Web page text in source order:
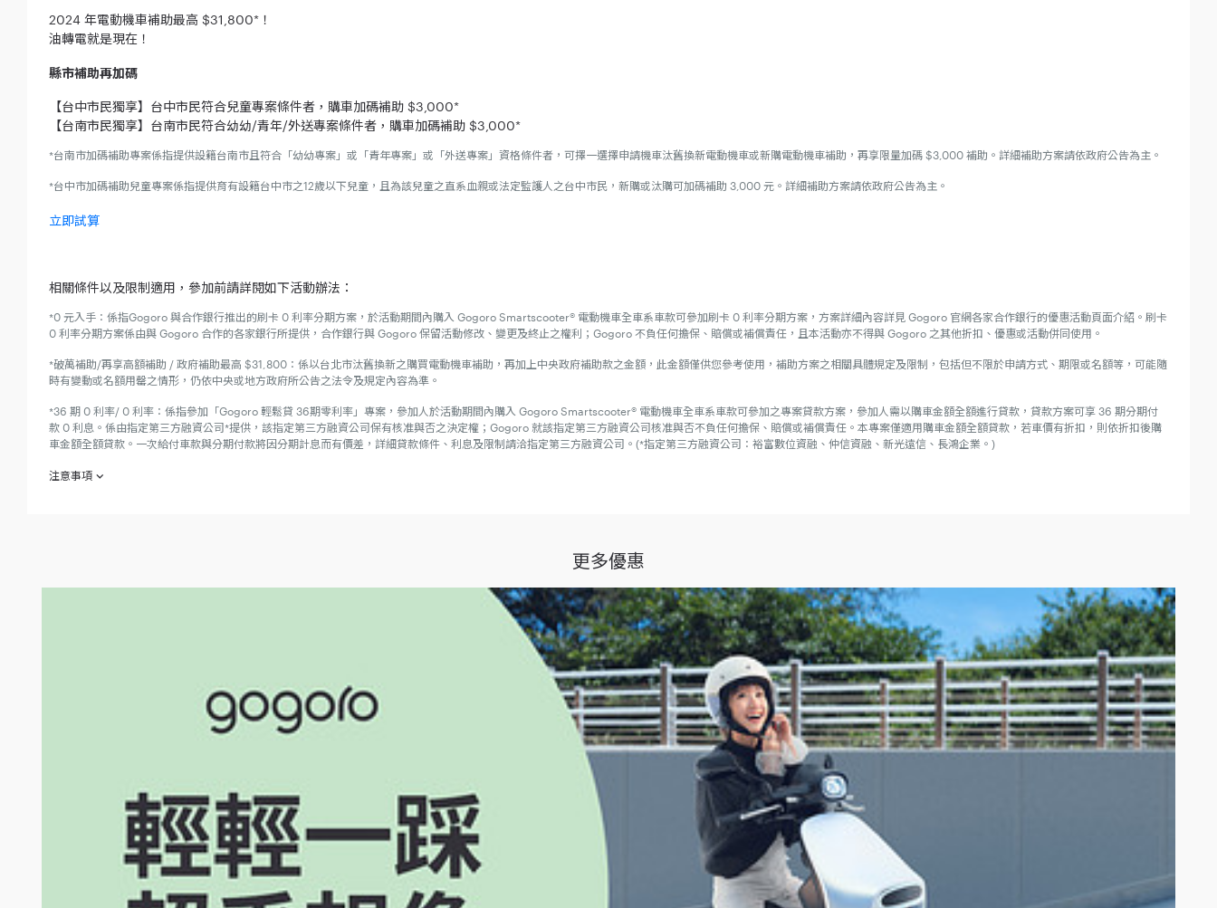
2024 年電動機車補助最高 $31,800*！
油轉電就是現在！
縣市補助再加碼
【台中市民獨享】台中市民符合兒童專案條件者，購車加碼補助 $3,000*
【台南市民獨享】台南市民符合幼幼/青年/外送專案條件者，購車加碼補助 $3,000*
*台南市加碼補助專案係指提供設籍台南市且符合「幼幼專案」或「青年專案」或「外送專案」資格條件者，可擇一選擇申請機車汰舊換新電動機車或新購電動機車補助，再享限量加碼 $3,000 補助。詳細補助方案請依政府公告為主。
*台中市加碼補助兒童專案係指提供育有設籍台中市之12歲以下兒童，且為該兒童之直系血親或法定監護人之台中市民，新購或汰購可加碼補助 3,000 元。詳細補助方案請依政府公告為主。
立即試算
相關條件以及限制適用，參加前請詳閱如下活動辦法：
*0 元入手：係指Gogoro 與合作銀行推出的刷卡 0 利率分期方案，於活動期間內購入 Gogoro Smartscooter® 電動機車全車系車款可參加刷卡 0 利率分期方案，方案詳細內容詳見 Gogoro 官網各家合作銀行的優惠活動頁面介紹。刷卡
0 利率分期方案係由與 Gogoro 合作的各家銀行所提供，合作銀行與 Gogoro 保留活動修改、變更及終止之權利；Gogoro 不負任何擔保、賠償或補償責任，且本活動亦不得與 Gogoro 之其他折扣、優惠或活動併同使用。
*破萬補助/再享高額補助 / 政府補助最高 $31,800：係以台北市汰舊換新之購買電動機車補助，再加上中央政府補助款之金額，此金額僅供您參考使用，補助方案之相關具體規定及限制，包括但不限於申請方式、期限或名額等，可能隨
時有變動或名額用罄之情形，仍依中央或地方政府所公告之法令及規定內容為準。
*36 期 0 利率/ 0 利率：係指參加「Gogoro 輕鬆貸 36期零利率」專案，參加人於活動期間內購入 Gogoro Smartscooter® 電動機車全車系車款可參加之專案貸款方案，參加人需以購車金額全額進行貸款，貸款方案可享 36 期分期付
款 0 利息。係由指定第三方融資公司*提供，該指定第三方融資公司保有核准與否之決定權；Gogoro 就該指定第三方融資公司核准與否不負任何擔保、賠償或補償責任。本專案僅適用購車金額全額貸款，若車價有折扣，則依折扣後購
車金額全額貸款。一次給付車款與分期付款將因分期計息而有價差，詳細貸款條件、利息及限制請洽指定第三方融資公司。(*指定第三方融資公司：裕富數位資融、仲信資融、新光遠信、長鴻企業。)
注意事項
贈品均以實物為準，參加人不得挑選，網頁或廣宣上圖片僅供參考。亦不得要求 Gogoro 將贈品折現、替換為其他物品，或將受贈資格移轉予他人；參加人亦不得轉售贈品。惟 Gogoro 得變更贈品品項及內容，參加人同意無條件
全台 Gogoro 活動門市： Gogoro 全台直營與加盟門市 （不含服務中心及交車中心），欲了解確切活動時間及地點者請洽鄰近門市。
https://www.gogoro.com/tw/privacy-policy/；參加者同意 Gogoro 於辦理本活動得獎聯絡事宜、活動分析或其他活動網頁上所聲明之方式及特定目的範圍內，得蒐集、處理及利用
參加者所填寫之個人資料；參加者並同意 Gogoro 得委託協力廠商負責執行前述各項事務，該廠商得於必要範圍內使用參加者之個人資料；除本活動辦法另有規定外， Gogoro 關於參加者個人資料之使用及參加者之權益悉依
得獎者不得要求 Gogoro 將本活動獎項折現、替換為其他物品，或將受贈資格移轉予他人；惟 Gogoro 得變更獎項及其內容，得獎者同意無條件接受 Gogoro 所替換之等值獎項。
參加人不得直接或間接，親自或透過第三人，以任何不當方式，包括但不限於贈送或提供各種形式之禮品、折扣、現金及／或服務，招攬非特定之消費者，以累積本活動抽獎資格。經 Gogoro 認定使用不當方式招攬者， Gogoro
將直接取消該參加人之抽獎資格。
獎品內容與規格以實物為準，網頁或廣宣上圖片僅供參考。
參加人為參加本活動而使用之照片、文字、分享、肖像權及其他可能涉及之智慧財產權（以下簡稱「作品」），均不可撤回地授權主辦單位及 Gogoro 為永久、無償及不限區域使用，且同意主辦單位及 Gogoro 於各媒體（包括但
不限於平面、電視及社群）為任何使用，包括但不限於主辦單位及 Gogoro 為設計、製作、剪輯、重製、公開發表年度影片等目的之商業使用，並得自行或委由第三人就該等作品之全部或一部，為重製、編輯、修改、公開發表、
剪輯、增減、及標示或與他人之作品之全部或一部為組合或結合，不論使用範圍之多寡及作品之完整與否。主辦單位及 Gogoro 亦無須就前開使用之內容、態樣及形式，提供參加人進行審閱或同意。
Gogoro 保留隨時增刪、調整、暫停或取消本活動內容及細節之權利，無須另行通知；Gogoro 對本活動擁有最終解釋權。
更多優惠